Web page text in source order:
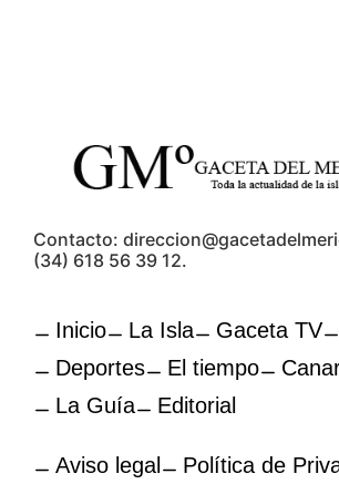
Contacto:
(34) 618 56 39 12.
Inicio La Isla Gaceta TV
Deportes
El tiempo
La Guía
Editorial
Aviso legal
Política de